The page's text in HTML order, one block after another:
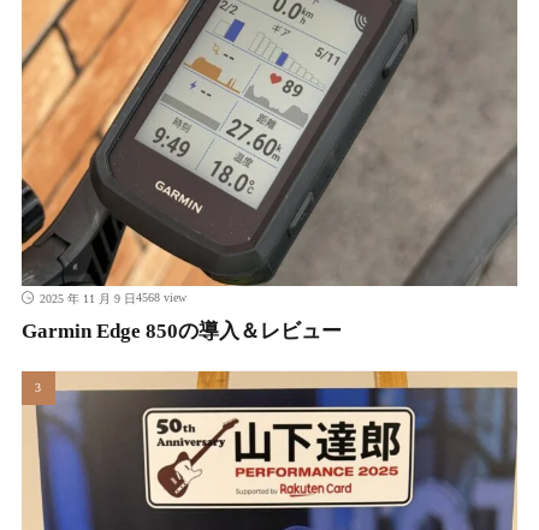
2025 年 11 月 9 日4568 view
Garmin Edge 850の導入＆レビュー